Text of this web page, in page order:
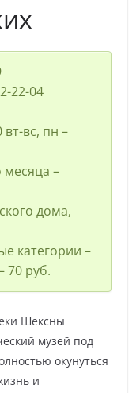
22-04
вс, пн –
месяца –
дома,
категории –
70 руб.
Шексны
музей под
окунуться
и